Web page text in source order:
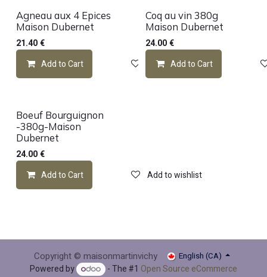
Agneau aux 4 Epices
Maison Dubernet
21.40€
Add to Cart
Add to wishlist
Coq au vin 380g
Maison Dubernet
24.00€
Add to Cart
Boeuf Bourguignon
-380g-Maison
Dubernet
24.00€
Add to Cart
Add to wishlist
Copyright © maisonmartinvichy English (CA)
Powered by - The #1 Open Source eCommerce